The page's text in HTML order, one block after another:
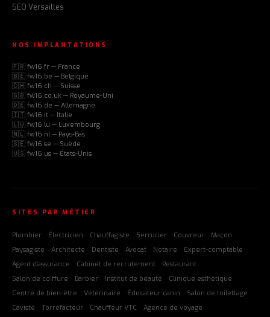
SEO Versailles
NOS IMPLANTATIONS
🇫🇷 fw16.fr — France
🇧🇪 fw16.be — Belgique
🇨🇭 fw16.ch — Suisse
🇬🇧 fw16.co.uk — Royaume-Uni
🇩🇪 fw16.de — Allemagne
🇮🇹 fw16.it — Italie
🇱🇺 fw16.lu — Luxembourg
🇳🇱 fw16.nl — Pays-Bas
🇸🇪 fw16.se — Suède
🇺🇸 fw16.us — États-Unis
SITES PAR MÉTIER
Plombier Électricien Chauffagiste Serrurier Couvreur
Maçon
Paysagiste
Architecte Dentiste Avocat Notaire
Expert-comptable
Agent d'assurance
Cabinet de recrutement
Restaurant
Salon de coiffure
Barbier Institut de beauté
Clinique esthétique
Centre de bien-être
Vétérinaire Éducateur canin
Salon de toilettage
Caviste
Torréfacteur Chauffeur VTC Agence de voyage